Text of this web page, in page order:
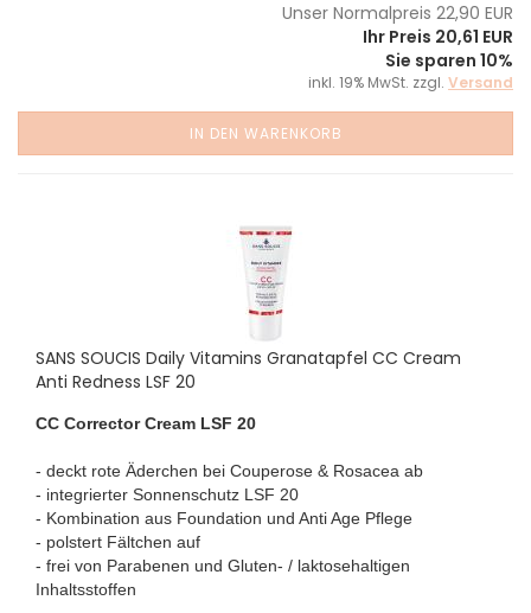
Unser Normalpreis 22,90 EUR
Ihr Preis 20,61 EUR
Sie sparen 10%
inkl. 19% MwSt. zzgl. Versand
IN DEN WARENKORB
SANS SOUCIS Daily Vitamins Granatapfel CC Cream
Anti Redness LSF 20
CC Corrector Cream LSF 20
- deckt rote Äderchen bei Couperose & Rosacea ab
- integrierter Sonnenschutz LSF 20
- Kombination aus Foundation und Anti Age Pflege
- polstert Fältchen auf
- frei von Parabenen und Gluten- / laktosehaltigen
Inhaltsstoffen